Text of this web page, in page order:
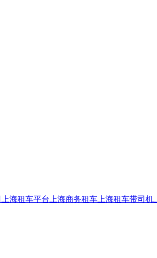
上海租车平台 上海商务租车 上海租车带司机